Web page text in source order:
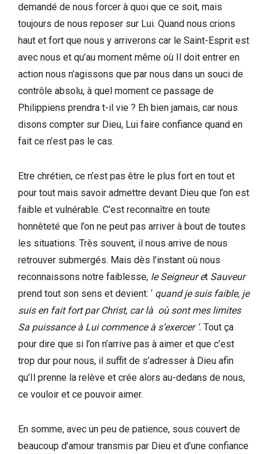
demandé de nous forcer à quoi que ce soit, mais
toujours de nous reposer sur Lui. Quand nous crions
haut et fort que nous y arriverons car le Saint-Esprit est
avec nous et qu’au moment même où Il doit entrer en
action nous n’agissons que par nous dans un souci de
contrôle absolu, à quel moment ce passage de
Philippiens prendra t-il vie ? Eh bien jamais, car nous
disons compter sur Dieu, Lui faire confiance quand en
fait ce n’est pas le cas.
Etre chrétien, ce n’est pas être le plus fort en tout et
pour tout mais savoir admettre devant Dieu que l’on est
faible et vulnérable. C’est reconnaître en toute
honnêteté que l’on ne peut pas arriver à bout de toutes
les situations. Très souvent, il nous arrive de nous
retrouver submergés. Mais dès l’instant où nous
reconnaissons notre faiblesse, le Seigneur et Sauveur
prend tout son sens et devient: ‘ quand je suis faible, je
suis en fait fort par Christ, car là où sont mes limites
Sa puissance à Lui commence à s’exercer ‘. Tout ça
pour dire que si l’on n’arrive pas à aimer et que c’est
trop dur pour nous, il suffit de s’adresser à Dieu afin
qu’Il prenne la relève et crée alors au-dedans de nous,
ce vouloir et ce pouvoir aimer.
En somme, avec un peu de patience, sous couvert de
beaucoup d’amour transmis par Dieu et d’une confiance